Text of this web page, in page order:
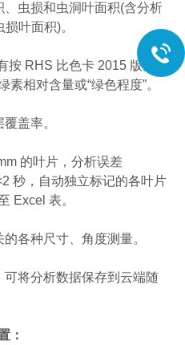
虫损和虫洞叶面积(含分析
叶面积)。
RHS 比色卡 2015 版比
相对含量或“绿色程度”。
盖率。
的叶片，分析误差
秒，自动独立标记的各叶片
Excel 表。
各种尺寸、角度测量。
将分析数据保存到云端随
：